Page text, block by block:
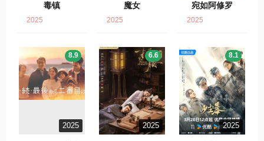
毒镇
2025
魔女
2025
宛如阿修罗
2025
2025
8.9
2025
6.6
2025
8.1